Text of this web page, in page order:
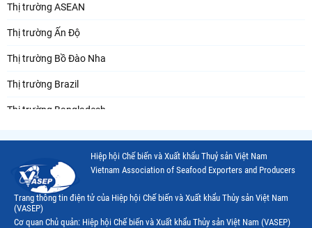
Thị trường ASEAN
Thị trường Ấn Độ
Thị trường Bồ Đào Nha
Thị trường Brazil
Thị trường Bangladesh
Thị trường Canada
Thị trường Ecuador
Thị trường EU
Hiệp hội Chế biến và Xuất khẩu Thuỷ sản Việt Nam
Vietnam Association of Seafood Exporters and Producers
Trang thông tin điện tử của Hiệp hội Chế biến và Xuất khẩu Thủy sản Việt Nam
(VASEP)
Cơ quan Chủ quản: Hiệp hội Chế biến và Xuất khẩu Thủy sản Việt Nam (VASEP)